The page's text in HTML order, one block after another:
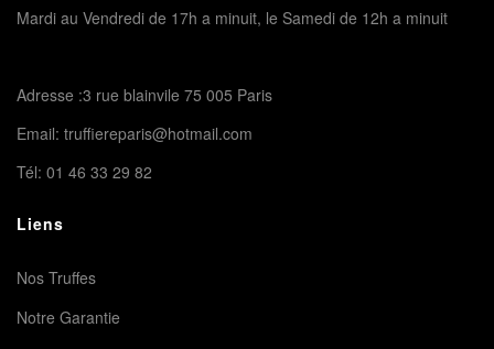
Mardi au Vendredi de 17h a minuit, le Samedi de 12h a minuit
Adresse :3 rue blainvile 75 005 Paris
Email: truffiereparis@hotmail.com
Tél: 01 46 33 29 82
Liens
Nos Truffes
Notre Garantie